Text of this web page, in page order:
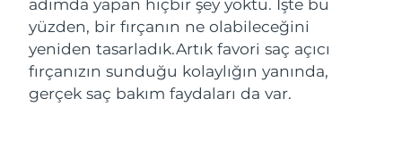
adımda yapan hiçbir şey yoktu. İşte bu
yüzden, bir fırçanın ne olabileceğini
yeniden tasarladık.Artık favori saç açıcı
fırçanızın sunduğu kolaylığın yanında,
gerçek saç bakım faydaları da var.
LUNA™ 4 Men
For men, anti-aging massage
BEAR™ 2 eyes & lips
Microcurrent line smoothing device
Deep facial hydration
UFO™ 3 LED
Near-infrared and red light therapy
Hybrid silicone sonic toothbrush
issa™ 4 plus
Smart hybrid silicone sonic toothbrush
FAQ™ YAŞLANMA KARŞITI BAKIM
NEW
Brunei Tahmini teslim tarihi
Bulgaristan Tahmini teslim tarihi
Kanada Tahmini teslim tarihi